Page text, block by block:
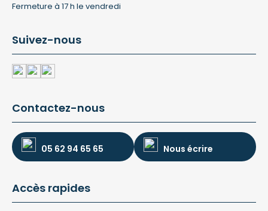
Fermeture à 17 h le vendredi
Suivez-nous
Contactez-nous
05 62 94 65 65 Nous écrire
Accès rapides